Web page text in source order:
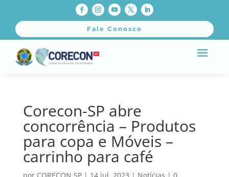
Fale Conosco
Corecon-SP abre
concorrência – Produtos
para copa e Móveis –
carrinho para café
por CORECON SP| 14 jul, 2023 | Notícias | 0